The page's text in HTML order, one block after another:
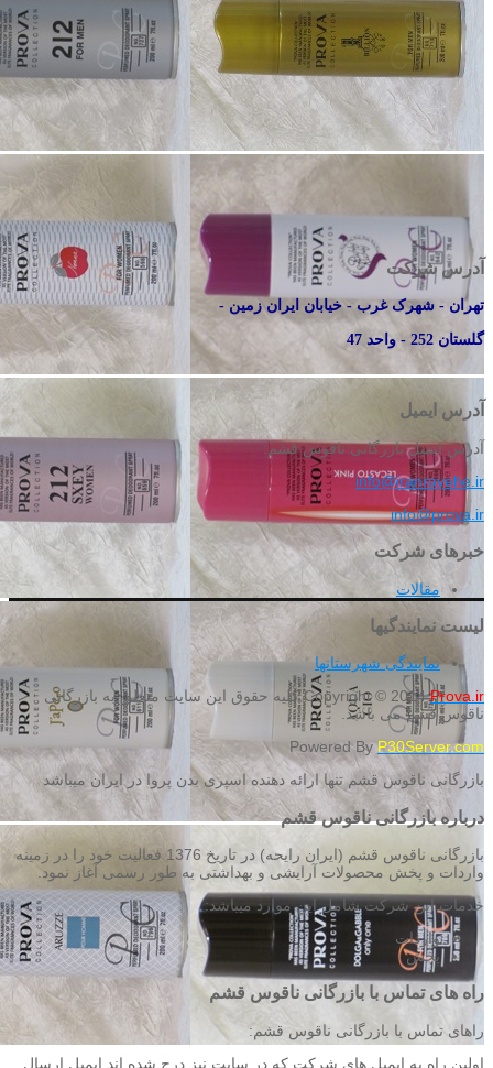
آدرس شرکت
تهران - شهرک غرب - خیابان ایران زمین -
گلستان 252 - واحد 47
آدرس ایمیل
آدرس ایمیل بازرگانی ناقوس قشم:
info@iranrayehe.ir
info@prova.ir
خبرهای شرکت
مقالات
لیست نمایندگیها
نمایندگی شهرستانها
Copyright © 2014Prova.ir
کلیه حقوق این سایت متعلق به بازرگانی
ناقوس قشم می باشد.
Powered ByP30Server.com
بازرگانی ناقوس قشم تنها ارائه دهنده اسپری بدن پروا در ایران میباشد
درباره بازرگانی ناقوس قشم
بازرگانی ناقوس قشم (ایران رایحه) در تاریخ 1376 فعالیت خود را در زمینه
واردات و پخش محصولات آرایشی و بهداشتی به طور رسمی آغاز نمود.
خدمات این شرکت شامل این موارد میباشد:
واردات
پخش
راه های تماس با بازرگانی ناقوس قشم
راهای تماس با بازرگانی ناقوس قشم:
اولین راه به ایمیل های شرکت که در سایت نیز درج شده اند ایمیل ارسال